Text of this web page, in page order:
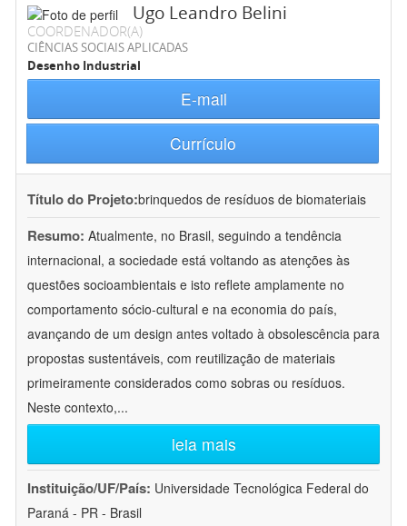
Ugo Leandro Belini
COORDENADOR(A)
CIÊNCIAS SOCIAIS APLICADAS
Desenho Industrial
E-mail
Currículo
Título do Projeto:brinquedos de resíduos de biomateriais
Resumo: Atualmente, no Brasil, seguindo a tendência
internacional, a sociedade está voltando as atenções às
questões socioambientais e isto reflete amplamente no
comportamento sócio-cultural e na economia do país,
avançando de um design antes voltado à obsolescência para
propostas sustentáveis, com reutilização de materiais
primeiramente considerados como sobras ou resíduos.
Neste contexto,...
leia mais
Instituição/UF/País: Universidade Tecnológica Federal do
Paraná - PR - Brasil